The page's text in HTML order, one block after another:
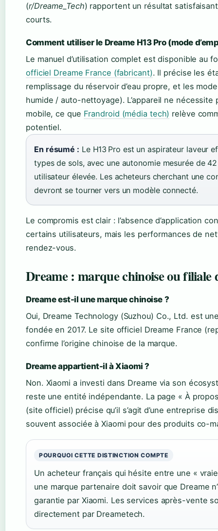
(r/Dreame_Tech) rapportent un résultat
courts.
Comment utiliser le Dreame H13 Pro (mode
Le manuel d’utilisation complet est disponible au
officiel Dreame France (fabricant). Il précise les
remplissage du réservoir d’eau propre, et les
humide / auto-nettoyage). L’appareil ne nécessite
mobile, ce que Frandroid (média tech) relève
potentiel.
En résumé : Le H13 Pro est un aspirateur laveur
types de sols, avec une autonomie mesurée de
utilisateur élevée. Les acheteurs cherchant une
devront se tourner vers un modèle connecté.
Le compromis est clair : l’absence d’application
certains utilisateurs, mais les performances de
rendez-vous.
Dreame : marque chinoise ou filiale
Dreame est-il une marque chinoise ?
Oui, Dreame Technology (Suzhou) Co., Ltd. est
fondée en 2017. Le site officiel Dreame France
confirme l’origine chinoise de la marque.
Dreame appartient-il à Xiaomi ?
Non. Xiaomi a investi dans Dreame via son
reste une entité indépendante. La page « À
(site officiel) précise qu’il s’agit d’une entreprise
souvent associée à Xiaomi pour des produits co-
POURQUOI CETTE DISTINCTION COMPTE
Un acheteur français qui hésite entre une «
une marque partenaire doit savoir que Dreame
garantie par Xiaomi. Les services après-vente
directement par Dreametech.